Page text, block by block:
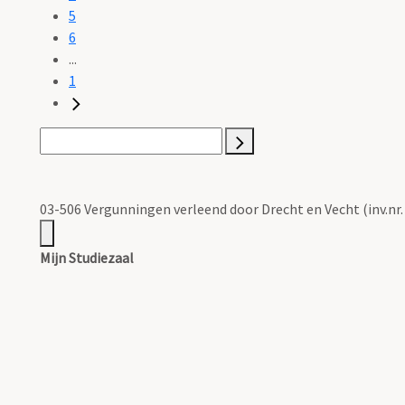
5
6
...
1
03-506 Vergunningen verleend door Drecht en Vecht (inv.nr.
Mijn Studiezaal